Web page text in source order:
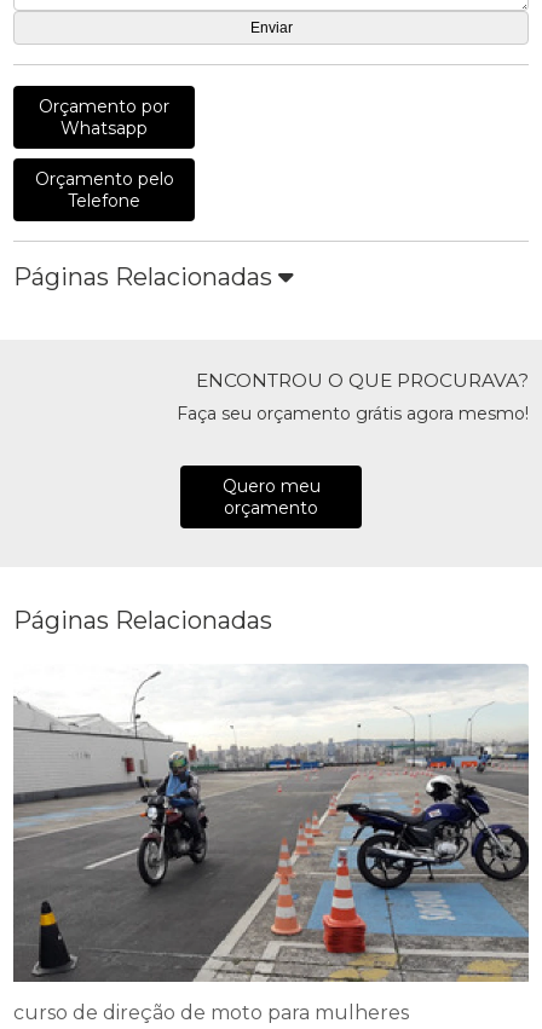
Orçamento por
Whatsapp
Orçamento pelo
Telefone
Páginas Relacionadas
ENCONTROU O QUE PROCURAVA?
Faça seu orçamento grátis agora mesmo!
Quero meu
orçamento
Páginas Relacionadas
curso de direção de moto para mulheres